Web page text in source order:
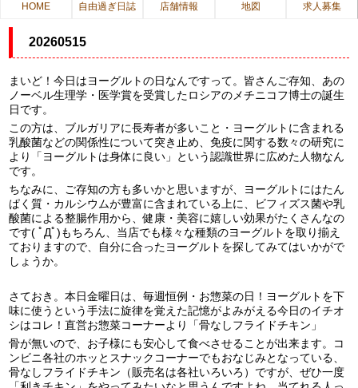
HOME 自由過ぎ日誌 店舗情報 地図 求人募集
20260515
まいど！今日はヨーグルトの日なんですって。皆さんご存知、あの
ノーベル生理学・医学賞を受賞したロシアのメチニコフ博士の誕生
日です。
この方は、ブルガリアに長寿者が多いこと・ヨーグルトに含まれる
乳酸菌などの関係性について突き止め、免疫に関する数々の研究に
より「ヨーグルトは身体に良い」という認識世界に広めた人物なん
です。
ちなみに、ご存知の方も多いかと思いますが、ヨーグルトにはたん
ぱく質・カルシウムが豊富に含まれている上に、ビフィズス菌や乳
酸菌による整腸作用から、健康・美容に嬉しい効果がたくさんなの
です( ﾟДﾟ)もちろん、当店でも様々な種類のヨーグルトを取り揃え
ておりますので、自分に合ったヨーグルトを探してみてはいかがで
しょうか。
さておき。本日金曜日は、毎週恒例・お惣菜の日！ヨーグルトを下
味に使うという手法に旋律を覚えた記憶がよみがえる今日のイチオ
シはコレ！直営お惣菜コーナーより「骨なしフライドチキン」
骨が無いので、お子様にも安心して食べさせることが出来ます。コ
ンビニ各社のホッとスナックコーナーでもおなじみとなっている、
骨なしフライドチキン（販売名は各社いろいろ）ですが、ぜひ一度